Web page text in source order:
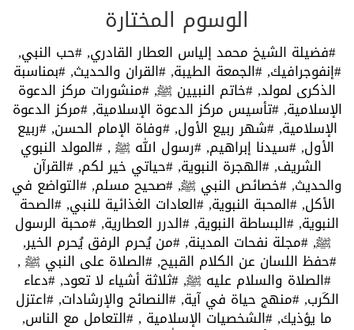
الوسوم المختارة
#فضيلة الشيخ محمد إلياس العطار القادري,#حب النبي,
#إنفوجرافيك,#الجمعة الطيبة,#القران والحديث,#بمناسبة
الذكرى لمولد,#خاتم النبيين ﷺ,#منشورات مركز الدعوة
الإسلامية,#تأسيس مركز الدعوة الإسلامية,#مركز الدعوة
الإسلامية,#شهر ربيع الأول,#وفاة الإمام الحسن,#ربيع
الأول,#سيدنا إبراهيم,#رسول الله ﷺ ,#المولد النبوي
الشريف,#الهجرة النبوية,#حياتي خير لكم,#القرآن
والحديث,#خصائص النبي ﷺ,#صحيح مسلم,#التواضع في
الأكل,#المحبة النبوية,#العادات الغذائية للنبي,#الصحة
النبوية,#البساطة النبوية,#الدرر العطارية,#محبة الرسول
ﷺ,#مجلة نفحات المدينة,#من يُحرم الرفق يُحرم الخير,
#حفظ اللسان عن الكلام القبيح,#الصلاة على النبي ﷺ ,
#الصلاة والسلام عليه ﷺ,#ثلاثة أشياء لا تعود,#دعاء
الكَرب,#منهج حياة في آية,#النصائح والإرشادات,#اعتزل
ما يؤذيك,#الشخصيات الإسلامية ,#التعامل مع الناس,